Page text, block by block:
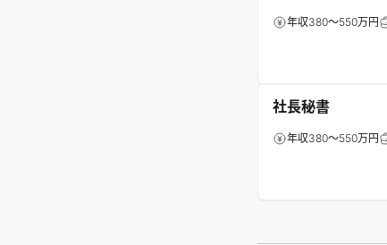
年収380～550万円
社長秘書
年収380～550万円